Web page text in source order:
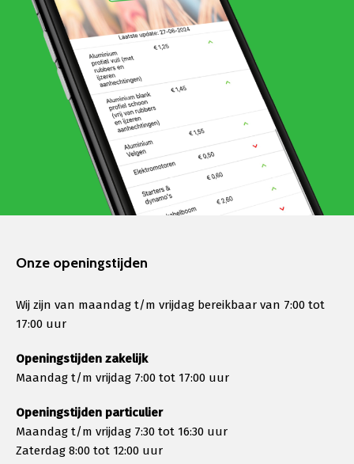
Onze openingstijden
Wij zijn van maandag t/m vrijdag bereikbaar van 7:00 tot
17:00 uur
Openingstijden zakelijk
Maandag t/m vrijdag 7:00 tot 17:00 uur
Openingstijden particulier
Maandag t/m vrijdag 7:30 tot 16:30 uur
Zaterdag 8:00 tot 12:00 uur